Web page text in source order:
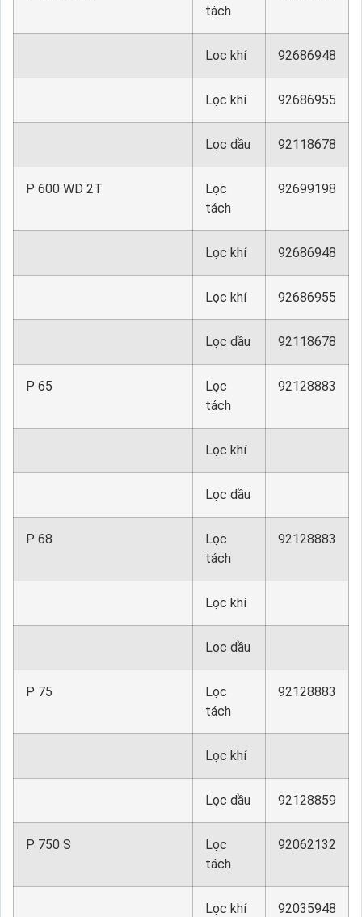
tách
Lọc khí 92686948
Lọc khí 92686955
Lọc dầu 92118678
P 600 WD 2T
Lọc
tách
92699198
Lọc khí 92686948
Lọc khí 92686955
Lọc dầu 92118678
P 65
Lọc
tách
92128883
Lọc khí
Lọc dầu
P 68
Lọc
tách
92128883
Lọc khí
Lọc dầu
P 75
Lọc
tách
92128883
Lọc khí
Lọc dầu 92128859
P 750 S
Lọc
tách
92062132
Lọc khí 92035948